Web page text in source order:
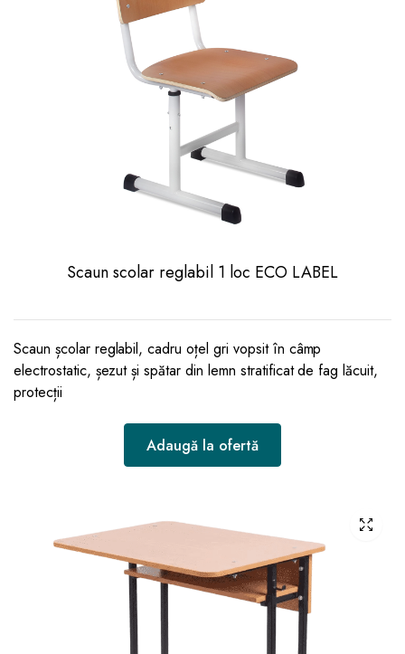
Scaun scolar reglabil 1 loc ECO LABEL
Scaun școlar reglabil, cadru oțel gri vopsit în câmp
electrostatic, șezut și spătar din lemn stratificat de fag lăcuit,
protecții
Adaugă la ofertă